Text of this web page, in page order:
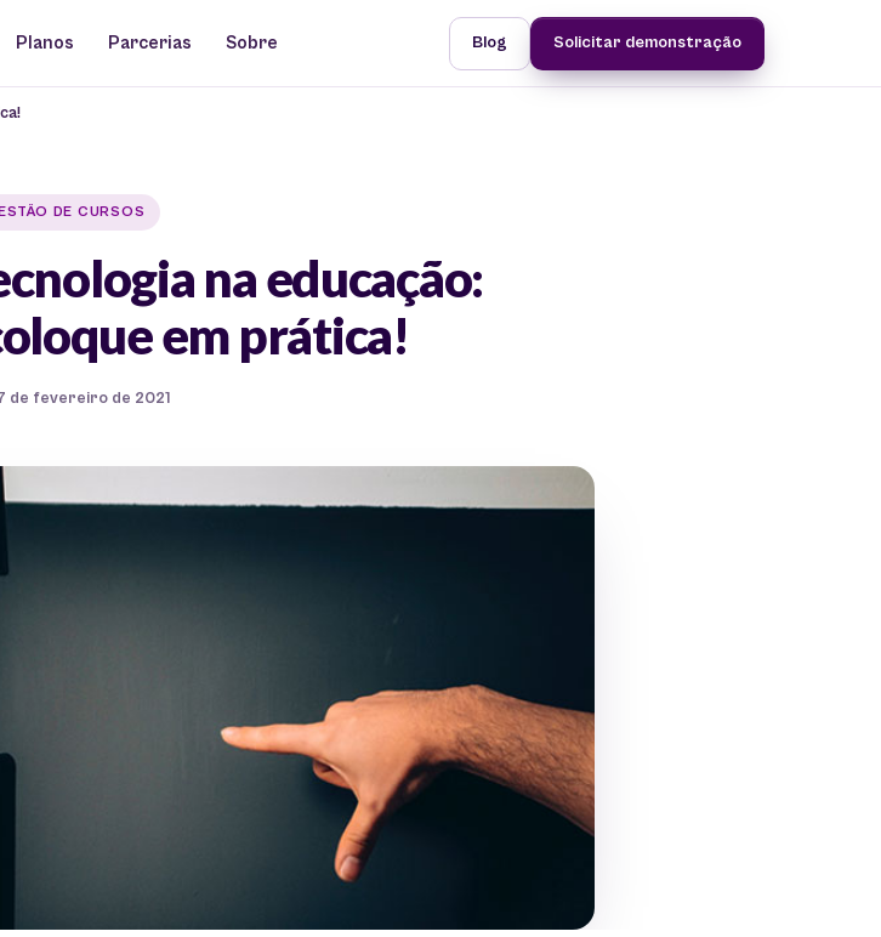
Planos Parcerias Sobre Blog Solicitar demonstração
DE CURSOS
na educação:
em prática!
de fevereiro de 2021